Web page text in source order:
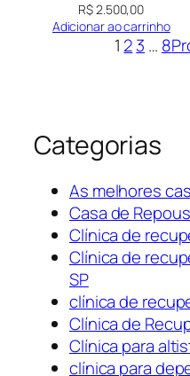
R$2.500,00
Adicionar ao carrinho
1 23 … 8
Categorias
As melhores
Casa de
Clínica de
Clínica de
SP
clínica de
Clínica de
Clínica para
clínica para